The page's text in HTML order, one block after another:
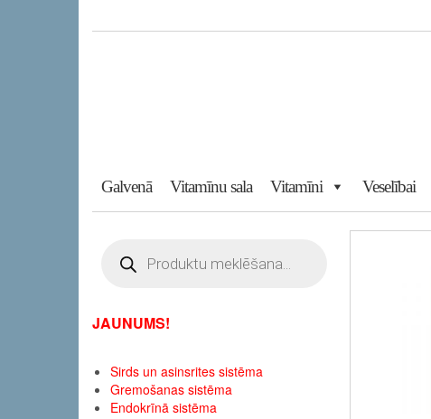
Galvenā Vitamīnu sala Vitamīni Veselībai
search
JAUNUMS!
Sirds un asinsrites sistēma
Gremošanas sistēma
Endokrīnā sistēma